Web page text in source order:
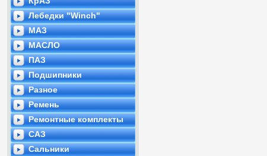
Лебедки "Winch"
МАЗ
МАСЛО
ПАЗ
Подшипники
Разное
Ремень
Ремонтные комплекты
САЗ
Сальники